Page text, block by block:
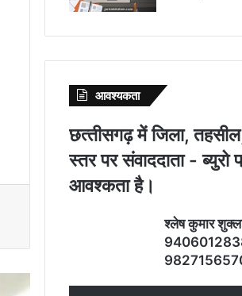
आवश्‍यकता
छत्‍तीसगढ़ में जिला,
स्‍तर पर संवाददाता - ब्‍युरो
आवश्‍कता है।
श्‍लेष कुमार